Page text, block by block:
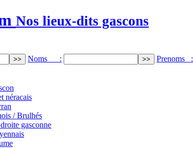
Nos lieux-dits gascons
Noms : Prenoms :
néracais
/ Brulhés
gasconne